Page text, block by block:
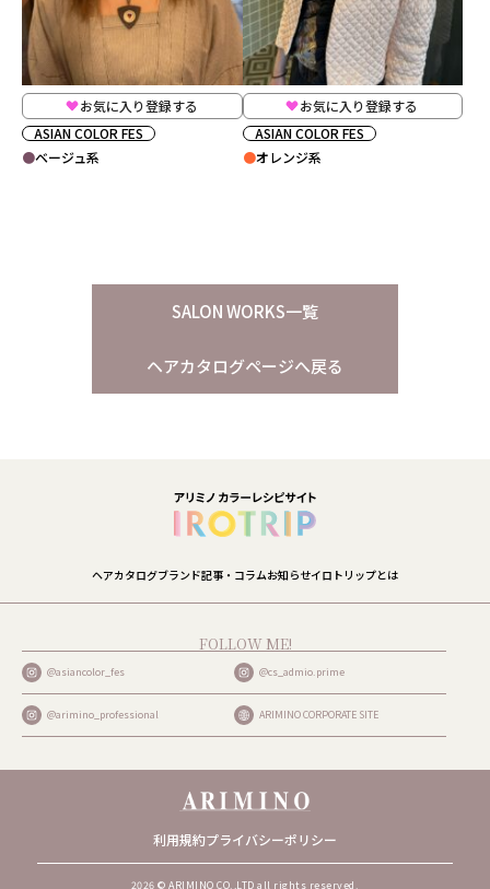
お気に入り登録する
ASIAN COLOR FES
ベージュ系
お気に入り登録する
ASIAN COLOR FES
オレンジ系
SALON WORKS一覧
ヘアカタログページへ戻る
ヘアカタログブランド記事・コラムお知らせイロトリップとは
FOLLOW ME!
@asiancolor_fes @cs_admio.prime
@arimino_professional ARIMINO CORPORATE SITE
利用規約プライバシーポリシー
2026 © ARIMINO CO.,LTD all rights reserved.